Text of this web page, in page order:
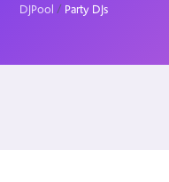
DJPool Party DJs